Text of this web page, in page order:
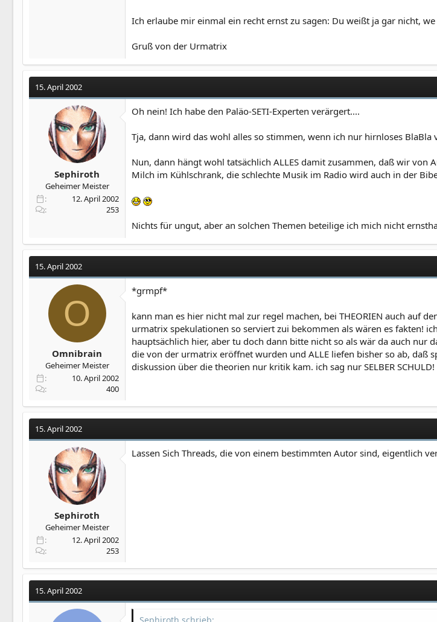
Ich erlaube mir einmal ein recht ernst zu sagen: Du weißt ja gar nicht,
Gruß von der Urmatrix
15. April 2002
Sephiroth
Geheimer Meister
12. April 2002
253
Oh nein! Ich habe den Paläo-SETI-Experten verärgert....
Tja, dann wird das wohl alles so stimmen, wenn ich nur hirnloses
Nun, dann hängt wohl tatsächlich ALLES damit zusammen, daß wir
Milch im Kühlschrank, die schlechte Musik im Radio wird auch in der
Nichts für ungut, aber an solchen Themen beteilige ich mich nicht
15. April 2002
O
Omnibrain
Geheimer Meister
10. April 2002
400
*grmpf*
kann man es hier nicht mal zur regel machen, bei THEORIEN auch auf
urmatrix spekulationen so serviert zui bekommen als wären es fakten!
hauptsächlich hier, aber tu doch dann bitte nicht so als wär da auch nur
die von der urmatrix eröffnet wurden und ALLE liefen bisher so ab,
diskussion über die theorien nur kritik kam. ich sag nur SELBER SCHULD!
15. April 2002
Sephiroth
Geheimer Meister
12. April 2002
253
Lassen Sich Threads, die von einem bestimmten Autor sind, eigentlich
15. April 2002